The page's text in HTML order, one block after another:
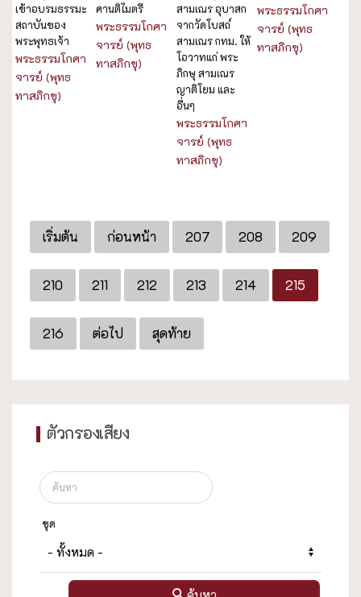
เข้าอบรมธรรมะ
สถาบันของ
พระพุทธเจ้า
พระธรรมโกศา
จารย์ (พุทธ
ทาสภิกขุ)
ศานติไมตรี
พระธรรมโกศา
จารย์ (พุทธ
ทาสภิกขุ)
สามเณร อุบาสก
จากวัดโบสถ์
สามเณร กทม. ให้
โอวาทแก่ พระ
ภิกษุ สามเณร
ญาติโยม และ
อื่นๆ
พระธรรมโกศา
จารย์ (พุทธ
ทาสภิกขุ)
พระธรรมโกศา
จารย์ (พุทธ
ทาสภิกขุ)
เริ่มต้น ก่อนหน้า 207 208 209
210 211 212 213 214 215
216 ต่อไป สุดท้าย
ตัวกรองเสียง
ชุด